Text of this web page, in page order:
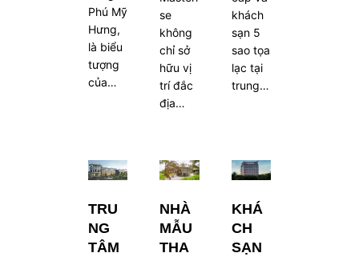
Phú Mỹ
Hưng,
là biểu
tượng
của…
se
không
chỉ sở
hữu vị
trí đắc
địa…
khách
sạn 5
sao tọa
lạc tại
trung…
TRU
NG
TÂM
NHÀ
MẪU
THA
KHÁ
CH
SẠN